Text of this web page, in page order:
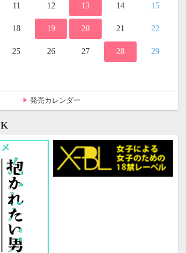
11 12 13 14 15
18 19 20 21 22
25 26 27 28 29
発売カレンダー